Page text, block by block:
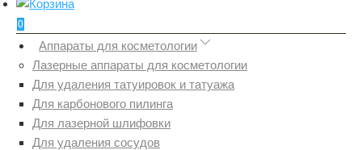
0
Аппараты для косметологии
Лазерные аппараты для косметологии
Для удаления татуировок и татуажа
Для карбонового пилинга
Для лазерной шлифовки
Для удаления сосудов